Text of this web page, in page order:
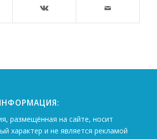
размещённая на сайте, носит
характер и не является рекламой